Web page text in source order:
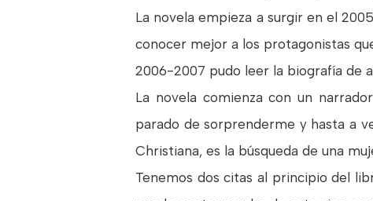
La novela empieza a surgir en el
conocer mejor a los protagonistas
2006-2007 pudo leer la biografía de
La novela comienza con un
parado de sorprenderme y hasta a
Christiana, es la búsqueda de una
Tenemos dos citas al principio del